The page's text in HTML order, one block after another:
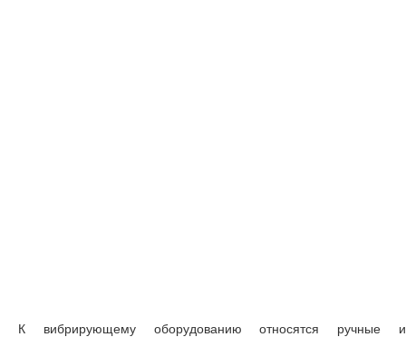
К вибрирующему оборудованию относятся ручные и